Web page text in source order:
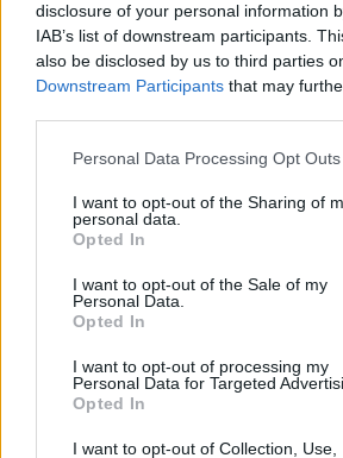
disclosure of your personal information
IAB’s list of downstream participants.
also be disclosed by us to third parties
Downstream Participants that may
Personal Data Processing Opt Outs
I want to opt-out of the Sharing of
personal data.
Opted In
I want to opt-out of the Sale of my
Personal Data.
Opted In
I want to opt-out of processing my
Personal Data for Targeted
Opted In
I want to opt-out of Collection, Use,
Žiūrimiausi
vaiko gyvybių išgelbėti nepavyko
Žinios | Lietuvos diena
Savaitės vidurys nusimato karštas:
32 laipsnių šilumos